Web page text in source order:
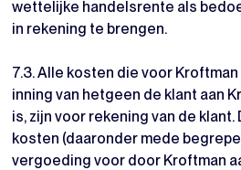
wettelijke handelsrente als
in rekening te brengen.
7.3. Alle kosten die voor
inning van hetgeen de klant aan
is, zijn voor rekening van de
kosten (daaronder mede
vergoeding voor door Kroftman